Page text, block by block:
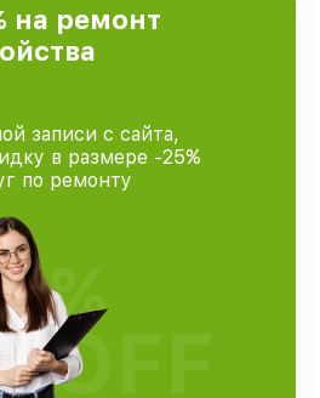
повышая уровень
наших клиентов.
на ремонт
записи с сайта,
в размере -25%
по ремонту
%
OFF